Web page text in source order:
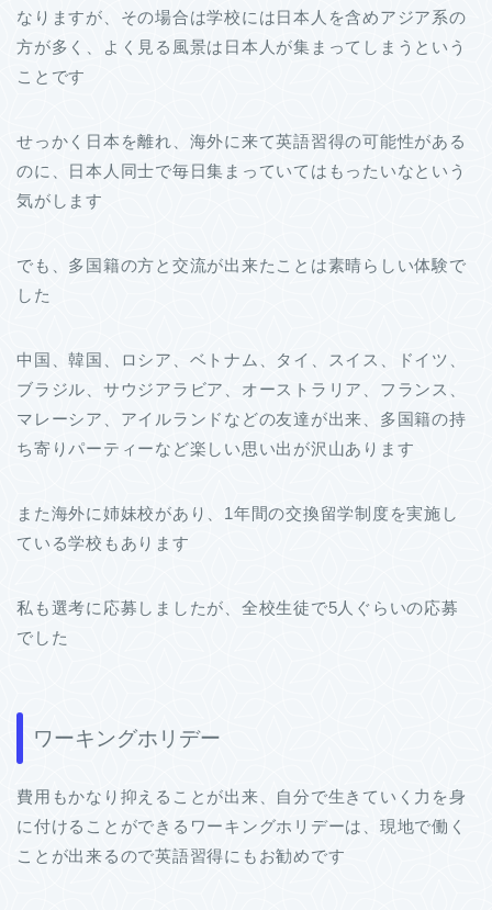
なりますが、その場合は学校には日本人を含めアジア系の
方が多く、よく見る風景は日本人が集まってしまうという
ことです
せっかく日本を離れ、海外に来て英語習得の可能性がある
のに、日本人同士で毎日集まっていてはもったいなという
気がします
でも、多国籍の方と交流が出来たことは素晴らしい体験で
した
中国、韓国、ロシア、ベトナム、タイ、スイス、ドイツ、
ブラジル、サウジアラビア、オーストラリア、フランス、
マレーシア、アイルランドなどの友達が出来、多国籍の持
ち寄りパーティーなど楽しい思い出が沢山あります
また海外に姉妹校があり、1年間の交換留学制度を実施し
ている学校もあります
私も選考に応募しましたが、全校生徒で5人ぐらいの応募
でした
ワーキングホリデー
費用もかなり抑えることが出来、自分で生きていく力を身
に付けることができるワーキングホリデーは、現地で働く
ことが出来るので英語習得にもお勧めです